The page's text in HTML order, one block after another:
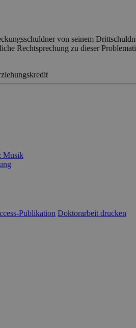
von seinem
Rechtsprechung zu dieser
Musik
Publikation Doktorarbeit drucken